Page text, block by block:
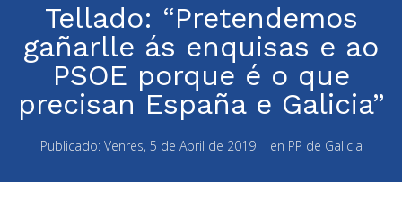
Tellado: “Pretendemos
gañarlle ás enquisas e ao
PSOE porque é o que
precisan España e Galicia”
Publicado: Venres, 5 de Abril de 2019 en PP de Galicia